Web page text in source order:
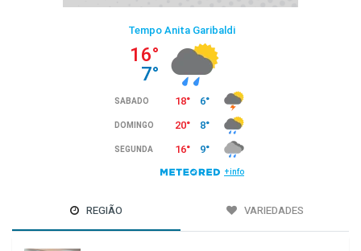
REGIÃO VARIEDADES